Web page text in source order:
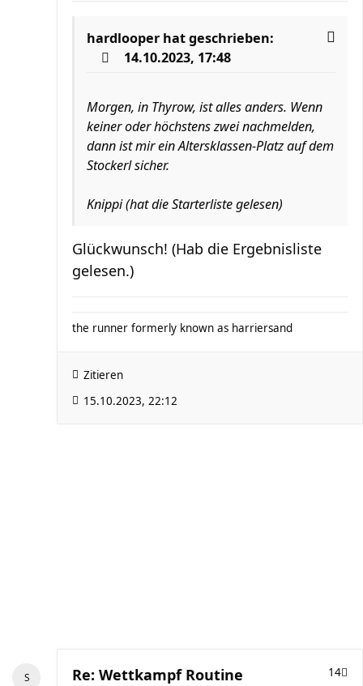
hardlooper hat geschrieben:
14.10.2023, 17:48
Morgen, in Thyrow, ist alles anders. Wenn
keiner oder höchstens zwei nachmelden,
dann ist mir ein Altersklassen-Platz auf dem
Stockerl sicher.
Knippi (hat die Starterliste gelesen)
Glückwunsch! (Hab die Ergebnisliste
gelesen.)
the runner formerly known as harriersand
Zitieren
15.10.2023, 22:12
Re: Wettkampf Routine 14